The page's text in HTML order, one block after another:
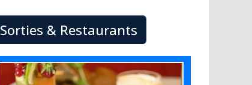
Sorties & Restaurants